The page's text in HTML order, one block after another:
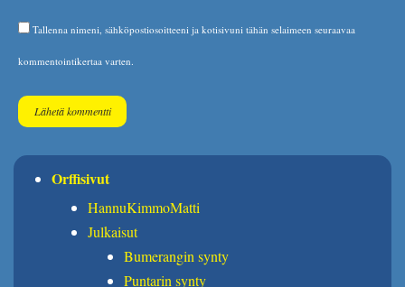
Tallenna nimeni, sähköpostiosoitteeni ja kotisivuni tähän selaimeen seuraavaa
kommentointikertaa varten.
Orffisivut
HannuKimmoMatti
Julkaisut
Bumerangin synty
Puntarin synty